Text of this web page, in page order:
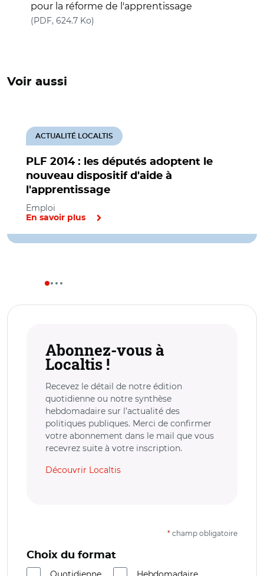
pour la réforme de l'apprentissage
(PDF, 624.7 Ko)
Voir aussi
PLF 2014 : les députés adoptent le
nouveau dispositif d'aide à
l'apprentissage
ACTUALITÉ LOCALTIS
Emploi
En savoir plus
Abonnez-vous à
Localtis !
Recevez le détail de notre édition
quotidienne ou notre synthèse
hebdomadaire sur l’actualité des
politiques publiques. Merci de confirmer
votre abonnement dans le mail que vous
recevrez suite à votre inscription.
Découvrir Localtis
* champ obligatoire
Choix du format